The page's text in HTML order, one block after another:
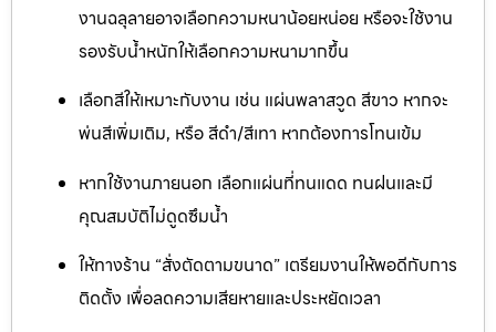
งานฉลุลายอาจเลือกความหนาน้อยหน่อย หรือจะใช้งาน
รองรับน้ำหนักให้เลือกความหนามากขึ้น
เลือกสีให้เหมาะกับงาน เช่น แผ่นพลาสวูด สีขาว หากจะ
พ่นสีเพิ่มเติม, หรือ สีดำ/สีเทา หากต้องการโทนเข้ม
หากใช้งานภายนอก เลือกแผ่นที่ทนแดด ทนฝนและมี
คุณสมบัติไม่ดูดซึมน้ำ
ให้ทางร้าน “สั่งตัดตามขนาด” เตรียมงานให้พอดีกับการ
ติดตั้ง เพื่อลดความเสียหายและประหยัดเวลา